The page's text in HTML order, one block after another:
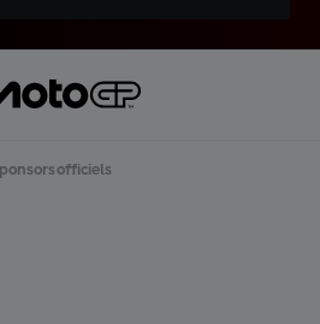
officiels